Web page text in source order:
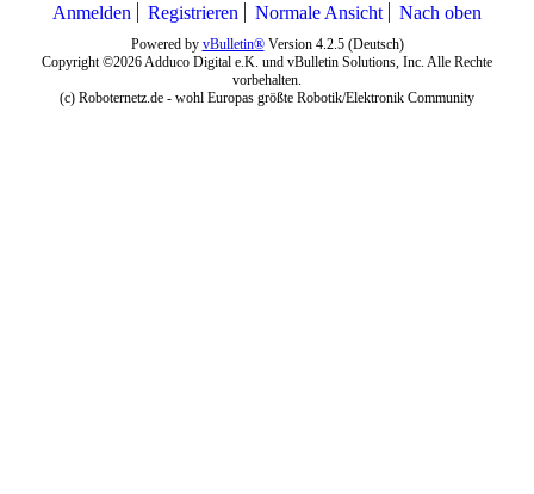
Anmelden Registrieren Normale Ansicht Nach oben
Powered by vBulletin®Version 4.2.5 (Deutsch)
Copyright ©2026 Adduco Digital e.K. und vBulletin Solutions, Inc. Alle Rechte
vorbehalten.
(c) Roboternetz.de - wohl Europas größte Robotik/Elektronik Community